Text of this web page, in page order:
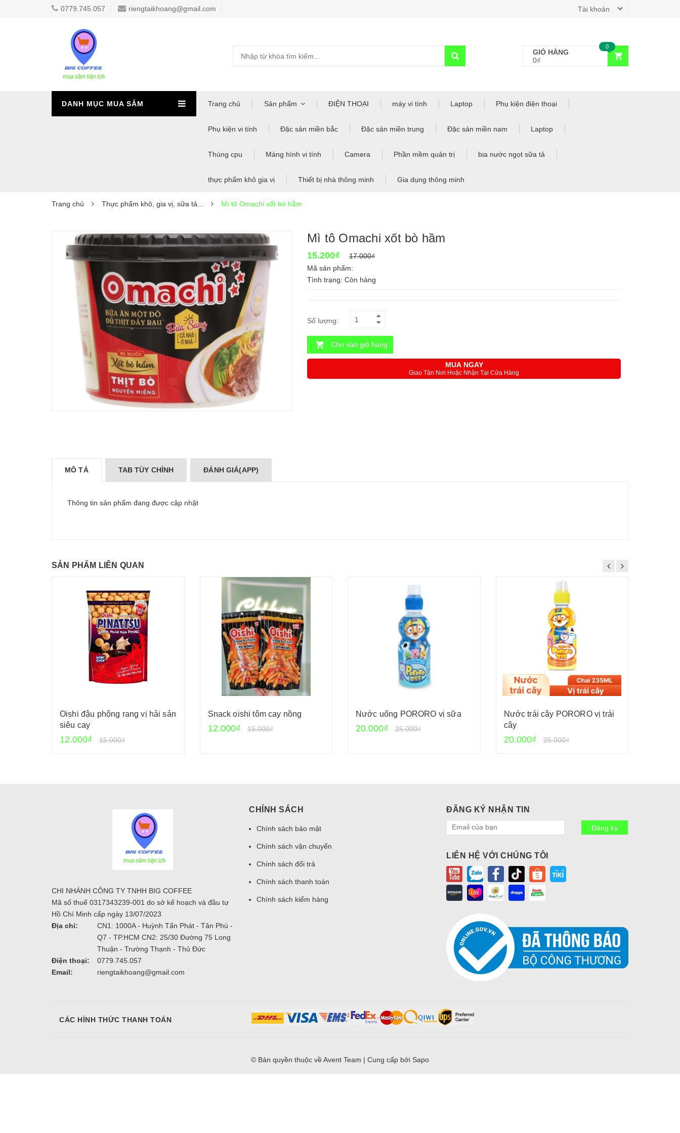
0779.745.057 riengtaikhoang@gmail.com Tài khoản
GIỎ HÀNG
0₫
0
DANH MỤC MUA SẮM Trang chủ Sản phẩm ĐIỆN THOẠI máy vi tính Laptop Phụ kiện điện thoại
Phụ kiện vi tính Đặc sản miền bắc Đặc sản miền trung Đặc sản miền nam Laptop
Thùng cpu Màng hình vi tính Camera Phần mềm quản trị bia nước ngọt sữa tả
thực phẩm khô gia vị Thiết bị nhà thông minh Gia dụng thông minh
Trang chủ Thực phẩm khô, gia vị, sữa tả... Mì tô Omachi xốt bò hầm
Mì tô Omachi xốt bò hầm
15.200₫
17.000₫
Mã sản phẩm:
Tình trạng: Còn hàng
Số lượng:
Cho vào giỏ hàng
MUA NGAY
Giao Tận Nơi Hoặc Nhận Tại Cửa Hàng
MÔ TẢ TAB TÙY CHỈNH ĐÁNH GIÁ(APP)
Thông tin sản phẩm đang được cập nhật
SẢN PHẨM LIÊN QUAN
Oishi đậu phộng rang vị hải sản
siêu cay
12.000₫ 15.000₫
Snack oishi tôm cay nồng
12.000₫ 15.000₫
Nước uống PORORO vị sữa
20.000₫ 25.000₫
Nước trái cây PORORO vị trái
cây
20.000₫ 25.000₫
CHI NHÁNH CÔNG TY TNHH BIG COFFEE
Mã số thuế 0317343239-001 do sở kế hoạch và đầu tư
Hồ Chí Minh cấp ngày 13/07/2023
Địa chỉ:
CN1: 1000A - Huỳnh Tấn Phát - Tân Phú -
Q7 - TP.HCM CN2: 25/30 Đường 75 Long
Thuận - Trường Thạnh - Thủ Đức
Điện thoại:
0779.745.057
Email:
riengtaikhoang@gmail.com
CHÍNH SÁCH
Chính sách bảo mật
Chính sách vận chuyển
Chính sách đổi trả
Chính sách thanh toán
Chính sách kiểm hàng
ĐĂNG KÝ NHẬN TIN
Đăng ký
LIÊN HỆ VỚI CHÚNG TÔI
CÁC HÌNH THỨC THANH TOÁN
© Bản quyền thuộc về Avent Team | Cung cấp bởi Sapo